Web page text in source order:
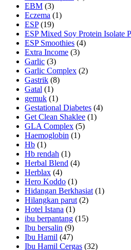
EBM (3)
Eczema (1)
ESP(19)
ESP Mixed Soy Protein Isolate
ESP Smoothies (4)
Extra Income (3)
Garlic (3)
Garlic Complex (2)
Gastrik (8)
Gatal (1)
gemuk (1)
Gestational Diabetes (4)
Get Clean Shaklee (1)
GLA Complex (5)
Haemoglobin (1)
Hb (1)
Hb rendah (1)
Herbal Blend (4)
Herblax (4)
Hero Koddo (1)
Hidangan Berkhasiat (1)
Hilangkan parut (2)
Hotel Istana (1)
ibu berpantang (15)
Ibu bersalin (9)
Ibu Hamil (47)
Ibu Hamil Cergas (32)